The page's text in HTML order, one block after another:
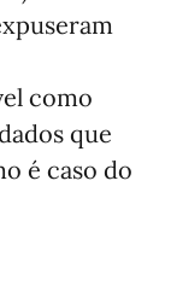
como
que
é caso do